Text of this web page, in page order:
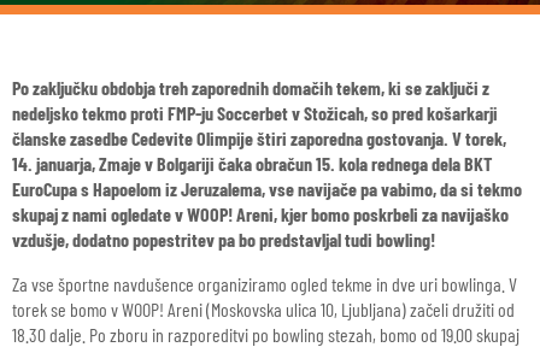
Po zaključku obdobja treh zaporednih domačih tekem, ki se zaključi z
nedeljsko tekmo proti FMP-ju Soccerbet v Stožicah, so pred košarkarji
članske zasedbe Cedevite Olimpije štiri zaporedna gostovanja. V torek,
14. januarja, Zmaje v Bolgariji čaka obračun 15. kola rednega dela BKT
EuroCupa s Hapoelom iz Jeruzalema, vse navijače pa vabimo, da si tekmo
skupaj z nami ogledate v WOOP! Areni, kjer bomo poskrbeli za navijaško
vzdušje, dodatno popestritev pa bo predstavljal tudi bowling!
Za vse športne navdušence organiziramo ogled tekme in dve uri bowlinga. V
torek se bomo v WOOP! Areni (Moskovska ulica 10, Ljubljana) začeli družiti od
18.30 dalje. Po zboru in razporeditvi po bowling stezah, bomo od 19.00 skupaj